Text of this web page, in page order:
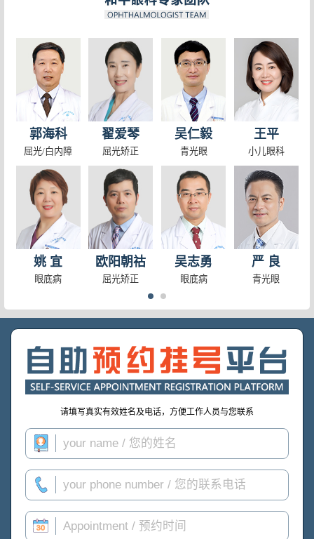
郭海科
屈光/白内障
翟爱琴
屈光矫正
吴仁毅
青光眼
王平
小儿眼科
姚 宜
眼底病
欧阳朝祜
屈光矫正
吴志勇
眼底病
严 良
青光眼
请填写真实有效姓名及电话，方便工作人员与您联系